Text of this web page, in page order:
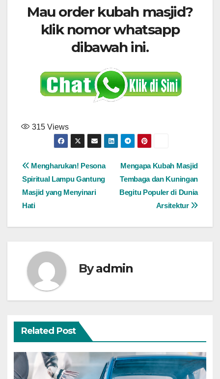
Mau order kubah masjid?
klik nomor whatsapp
dibawah ini.
315 Views
Post
navigation
Mengapa Kubah Masjid
Tembaga dan Kuningan
Begitu Populer di Dunia
Arsitektur
Mengharukan! Pesona
Spiritual Lampu Gantung
Masjid yang Menyinari
Hati
Byadmin
Related Post